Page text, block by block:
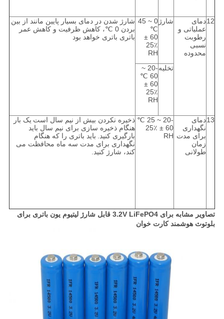
12دمای
عملیاتی و
رطوبت
نسبی
محدوده
شارژ
0 ~ 45
℃
60 ±
25٪
RH
شارژ شدن در دمای بسیار پایین مانند از بین
بردن 0 ℃، کاهش ظرفیت و کاهش عمر
باتری باتری خواهد بود
تخلیه
-20 ~
60 ℃
60 ±
25٪
RH
13دمای
نگهداری
برای مدت
زمان
طولانی
-20 ~ 25 ℃
60 ± 25٪
RH
ذخیره نکردن بیش از نیم سال است یک بار
هنگام ذخیره سازی برای نیم سال باید
بارگیری کنید. باید باتری را که هنگام
نگهداری برای مدت سه ماه محافظت می
کند، شارژ کنید.
تصاویر مشابه برای 3.2V LiFePO4 قابل شارژ لیتیوم یون باتری برای
بلوتوث هوشمند کارت خوان